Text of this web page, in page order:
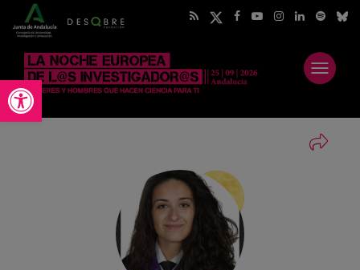
Abrir barra de herramientas
Abrir
menú